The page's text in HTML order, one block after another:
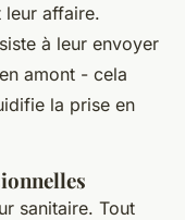
leur affaire.
à leur envoyer
amont - cela
la prise en
sanitaire. Tout